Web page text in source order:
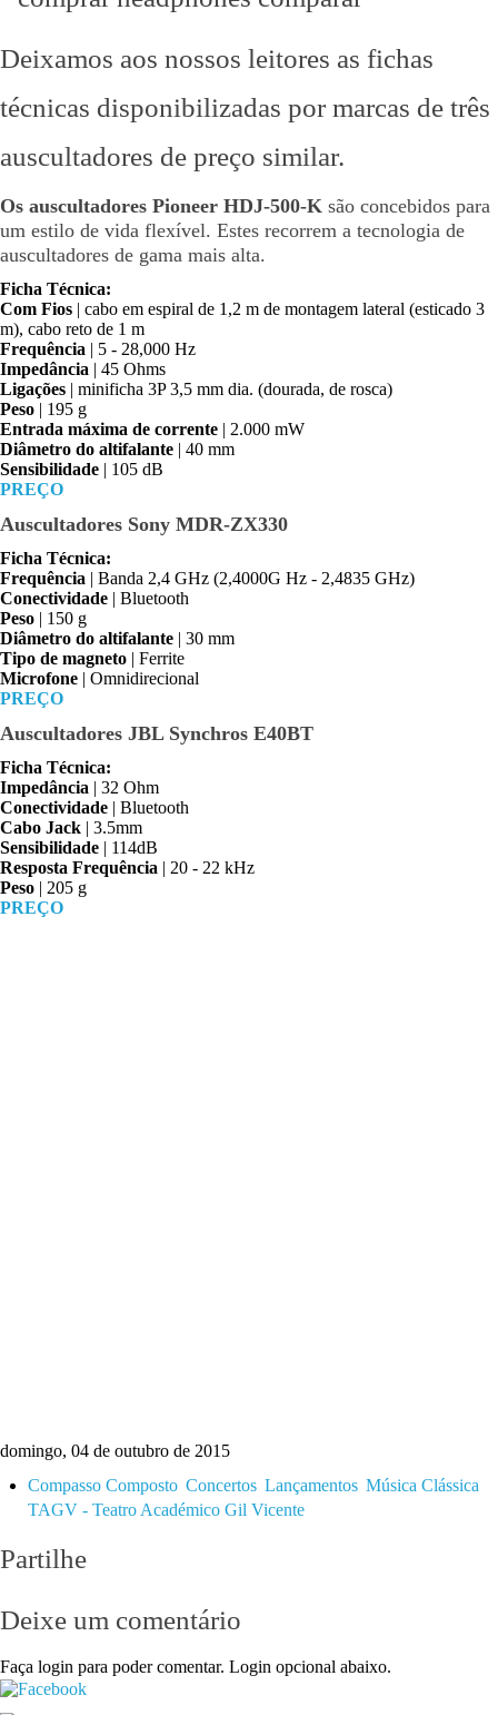
Deixamos aos nossos leitores as fichas
técnicas disponibilizadas por marcas de três
auscultadores de preço similar.
Os auscultadores Pioneer HDJ-500-K são concebidos para
um estilo de vida flexível. Estes recorrem a tecnologia de
auscultadores de gama mais alta.
Ficha Técnica:
Com Fios | cabo em espiral de 1,2 m de montagem lateral (esticado 3
m), cabo reto de 1 m
Frequência | 5 - 28,000 Hz
Impedância | 45 Ohms
Ligações | minificha 3P 3,5 mm dia. (dourada, de rosca)
Peso | 195 g
Entrada máxima de corrente | 2.000 mW
Diâmetro do altifalante | 40 mm
Sensibilidade | 105 dB
PREÇO
Auscultadores Sony MDR-ZX330
Ficha Técnica:
Frequência | Banda 2,4 GHz (2,4000G Hz - 2,4835 GHz)
Conectividade | Bluetooth
Peso | 150 g
Diâmetro do altifalante | 30 mm
Tipo de magneto | Ferrite
Microfone | Omnidirecional
PREÇO
Auscultadores JBL Synchros E40BT
Ficha Técnica:
Impedância | 32 Ohm
Conectividade | Bluetooth
Cabo Jack | 3.5mm
Sensibilidade | 114dB
Resposta Frequência | 20 - 22 kHz
Peso | 205 g
PREÇO
domingo, 04 de outubro de 2015
Compasso Composto Concertos Lançamentos Música Clássica
TAGV - Teatro Académico Gil Vicente
Partilhe
Deixe um comentário
Faça login para poder comentar. Login opcional abaixo.